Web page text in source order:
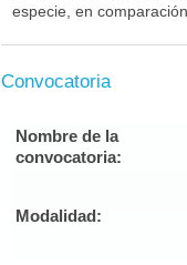
especie, en
Convocatoria
Nombre de la
convocatoria:
Modalidad: